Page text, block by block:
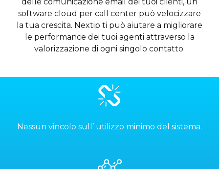
software cloud per call center può velocizzare
la tua crescita. Nextip ti può aiutare a migliorare
le performance dei tuoi agenti attraverso la
valorizzazione di ogni singolo contatto.
Nessun vincolo sull’ utilizzo minimo del sistema.